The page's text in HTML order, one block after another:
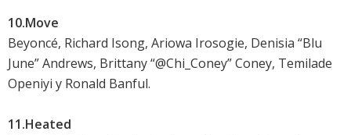
10.Move
Beyoncé, Richard Isong, Ariowa Irosogie, Denisia “Blu
June” Andrews, Brittany “@Chi_Coney” Coney, Temilade
Openiyi y Ronald Banful.
11.Heated